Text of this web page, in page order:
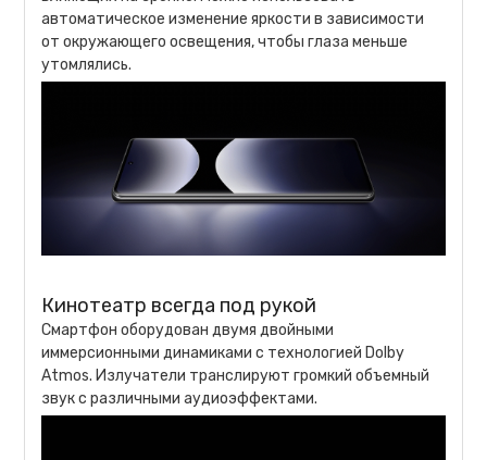
автоматическое изменение яркости в зависимости
от окружающего освещения, чтобы глаза меньше
утомлялись.
Кинотеатр всегда под рукой
Смартфон оборудован двумя двойными
иммерсионными динамиками с технологией Dolby
Atmos. Излучатели транслируют громкий объемный
звук с различными аудиоэффектами.